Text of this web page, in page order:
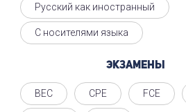
Русский как иностранный
С носителями языка
Экзамены
BEC CPE FCE